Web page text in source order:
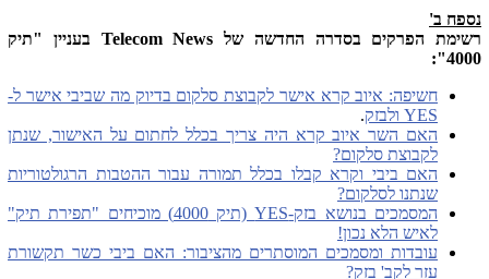
נספח ב'
רשימת הפרקים בסדרה החדשה של Telecom News בעניין "תיק
4000":
חשיפה: איוב קרא אישר לקבוצת סלקום בדיוק מה שביבי אישר ל-
YES ולבזק
.
האם השר איוב קרא היה צריך בכלל לחתום על האישור, שנתן
לקבוצת סלקום?
האם ביבי וקרא קבלו בכלל תמורה עבור ההטבות הרגולטוריות
שנתנו לסלקום?
המסמכים בנושא בזק-YES (תיק 4000) מוכיחים "תפירת תיק"
לאיש הלא נכון!
עובדות ומסמכים המוסתרים מהציבור: האם ביבי כשר תקשורת
עזר לקב' בזק?